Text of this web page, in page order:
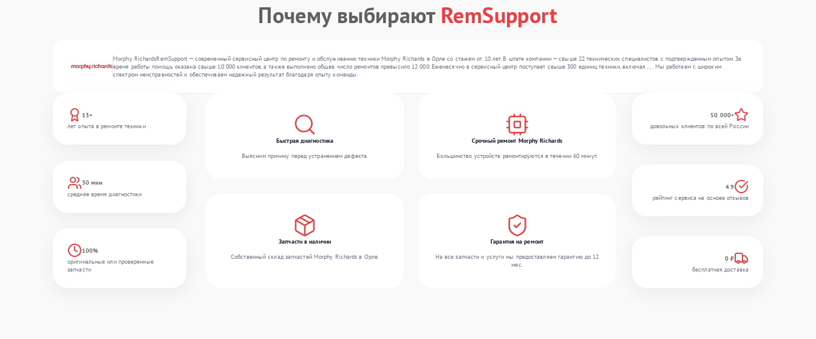
Почему выбирают RemSupport
Morphy RichardsRemSupport — современный сервисный центр по ремонту и обслуживанию техники Morphy Richards в Орле со стажем от 10 лет. В штате компании — свыше 22 технических специалистов с подтвержденным опытом. За
время работы помощь оказана свыше 10 000 клиентов, а также выполнено общее число ремонтов превысило 12 000. Ежемесячно в сервисный центр поступает свыше 300 единиц техники, включая , , . Мы работаем с широким
спектром неисправностей и обеспечиваем надежный результат благодаря опыту команды.
13+
лет опыта в ремонте техники
30 мин
среднее время диагностики
100%
оригинальные или проверенные
запчасти
Быстрая диагностика
Выясним причину перед устранением дефекта.
Срочный ремонт Morphy Richards
Большинство устройств ремонтируются в течении 60 минут.
Запчасти в наличии
Собственный склад запчастей Morphy Richards в Орле.
Гарантия на ремонт
На все запчасти и услуги мы предоставляем гарантию до 12
мес.
50 000+
довольных клиентов по всей России
4.9
рейтинг сервиса на основе отзывов
0 ₽
бесплатная доставка